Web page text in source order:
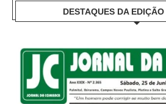
DESTAQUES DA